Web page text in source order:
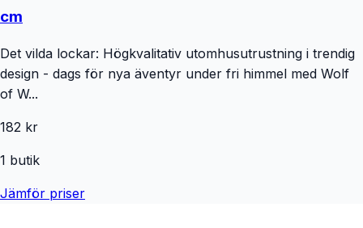
cm
Det vilda lockar: Högkvalitativ utomhusutrustning i trendig
design - dags för nya äventyr under fri himmel med Wolf
of W...
182 kr
1 butik
Jämför priser